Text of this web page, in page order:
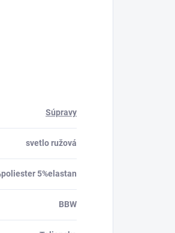
Súpravy
svetlo ružová
5%elastan
BBW